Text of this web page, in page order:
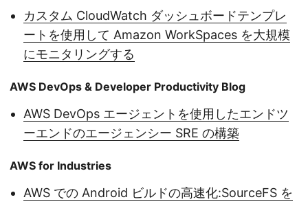
カスタム CloudWatch ダッシュボードテンプレ
ートを使用して Amazon WorkSpaces を大規模
にモニタリングする
AWS DevOps & Developer Productivity Blog
AWS DevOps エージェントを使用したエンドツ
ーエンドのエージェンシー SRE の構築
AWS for Industries
AWS での Android ビルドの高速化:SourceFS を